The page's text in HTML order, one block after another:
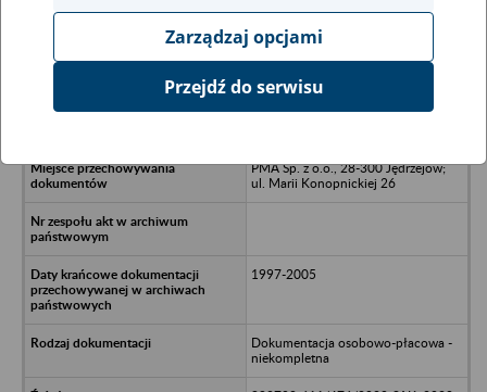
Ukryj wszystkie pozycje bazy
IDAKS Eksport-Imprt S.A. w Kielcach
PMA Sp. z o.o., 28-300 Jędrzejów;
ul. Marii Konopnickiej 26
1997-2005
Dokumentacja osobowo-płacowa -
niekompletna
Zarządzaj opcjami
Przejdź do serwisu